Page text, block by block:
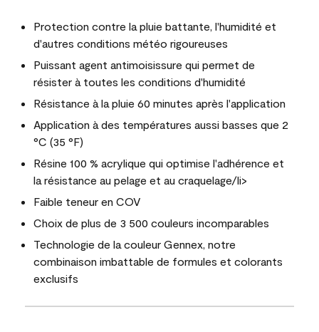
Protection contre la pluie battante, l'humidité et
d'autres conditions météo rigoureuses
Puissant agent antimoisissure qui permet de
résister à toutes les conditions d'humidité
Résistance à la pluie 60 minutes après l'application
Application à des températures aussi basses que 2
°C (35 °F)
Résine 100 % acrylique qui optimise l'adhérence et
la résistance au pelage et au craquelage/li>
Faible teneur en COV
Choix de plus de 3 500 couleurs incomparables
Technologie de la couleur Gennex, notre
combinaison imbattable de formules et colorants
exclusifs